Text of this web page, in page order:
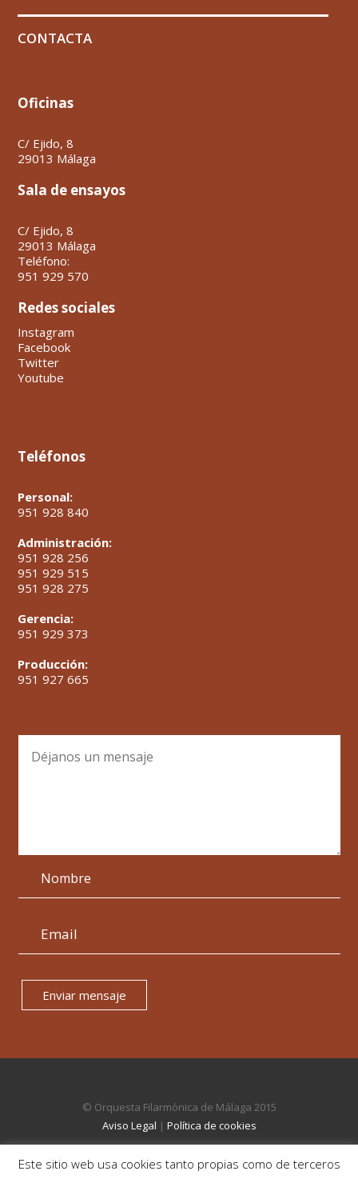
CONTACTA
Oficinas
C/ Ejido, 8
29013 Málaga
Sala de ensayos
C/ Ejido, 8
29013 Málaga
Teléfono:
951 929 570
Redes sociales
Instagram
Facebook
Twitter
Youtube
Teléfonos
Personal:
951 928 840
Administración:
951 928 256
951 929 515
951 928 275
Gerencia:
951 929 373
Producción:
951 927 665
Enviar mensaje
© Orquesta Filarmónica de Málaga 2015
Aviso Legal | Política de cookies
Este sitio web usa cookies tanto propias como de terceros